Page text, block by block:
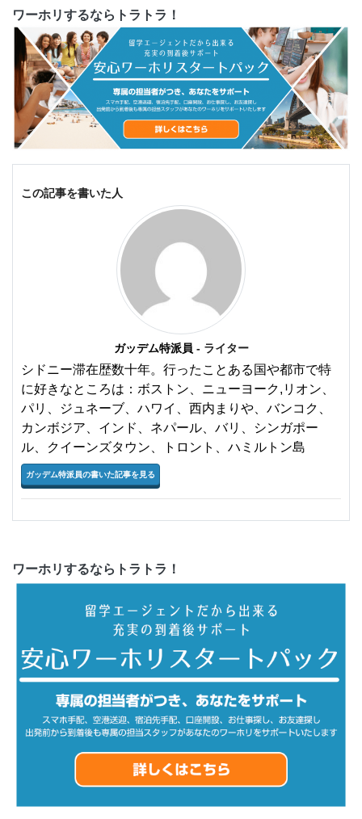
ワーホリするならトラトラ！
この記事を書いた人
ガッデム特派員 - ライター
シドニー滞在歴数十年。行ったことある国や都市で特
に好きなところは：ボストン、ニューヨーク,リオン、
パリ、ジュネーブ、ハワイ、西内まりや、バンコク、
カンボジア、インド、ネパール、バリ、シンガポー
ル、クイーンズタウン、トロント、ハミルトン島
ガッデム特派員の書いた記事を見る
ワーホリするならトラトラ！